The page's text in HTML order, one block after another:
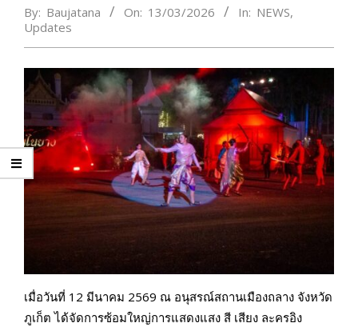
By: Baujatana On: 13/03/2026 In: NEWS,
Updates
เมื่อวันที่ 12 มีนาคม 2569 ณ อนุสรณ์สถานเมืองถลาง จังหวัด
ภูเก็ต ได้จัดการซ้อมใหญ่การแสดงแสง สี เสียง ละครอิง